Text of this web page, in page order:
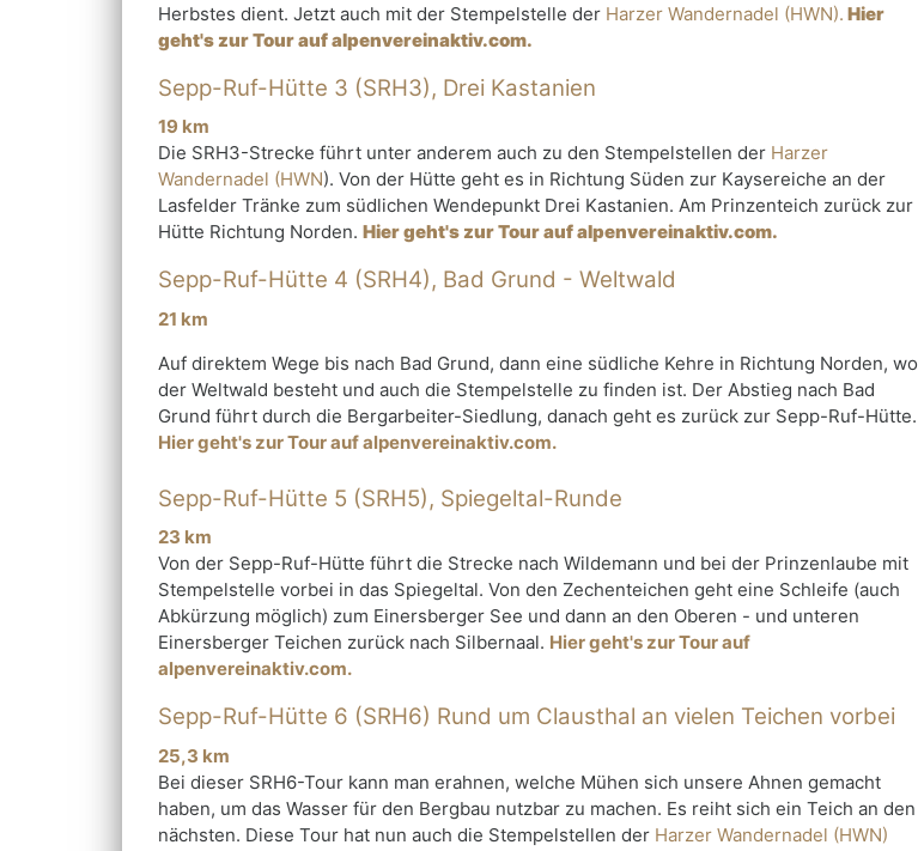
Herbstes dient. Jetzt auch mit der Stempelstelle der Harzer Wandernadel (HWN). Hier
geht's zur Tour auf alpenvereinaktiv.com.
Sepp-Ruf-Hütte 3 (SRH3), Drei Kastanien
19 km
Die SRH3-Strecke führt unter anderem auch zu den Stempelstellen der Harzer
Wandernadel (HWN). Von der Hütte geht es in Richtung Süden zur Kaysereiche an der
Lasfelder Tränke zum südlichen Wendepunkt Drei Kastanien. Am Prinzenteich zurück zur
Hütte Richtung Norden. Hier geht's zur Tour auf alpenvereinaktiv.com.
Sepp-Ruf-Hütte 4 (SRH4), Bad Grund - Weltwald
21 km
Auf direktem Wege bis nach Bad Grund, dann eine südliche Kehre in Richtung Norden, wo
der Weltwald besteht und auch die Stempelstelle zu finden ist. Der Abstieg nach Bad
Grund führt durch die Bergarbeiter-Siedlung, danach geht es zurück zur Sepp-Ruf-Hütte.
Hier geht's zur Tour auf alpenvereinaktiv.com.
Sepp-Ruf-Hütte 5 (SRH5), Spiegeltal-Runde
23 km
Von der Sepp-Ruf-Hütte führt die Strecke nach Wildemann und bei der Prinzenlaube mit
Stempelstelle vorbei in das Spiegeltal. Von den Zechenteichen geht eine Schleife (auch
Abkürzung möglich) zum Einersberger See und dann an den Oberen - und unteren
Einersberger Teichen zurück nach Silbernaal. Hier geht's zur Tour auf
alpenvereinaktiv.com.
Sepp-Ruf-Hütte 6 (SRH6) Rund um Clausthal an vielen Teichen vorbei
⁠25,3 km
Bei dieser SRH6-Tour kann man erahnen, welche Mühen sich unsere Ahnen gemacht
haben, um das Wasser für den Bergbau nutzbar zu machen. Es reiht sich ein Teich an den
nächsten. Diese Tour hat nun auch die Stempelstellen der Harzer Wandernadel (HWN)